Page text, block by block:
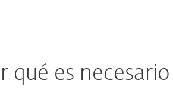
qué es